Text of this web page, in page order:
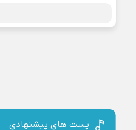
پست های پیشنهادی